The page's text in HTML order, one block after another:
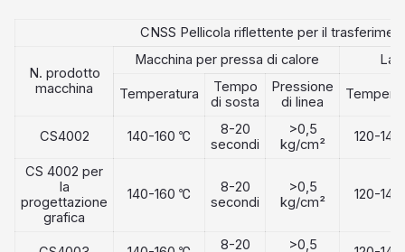
CNSS Pellicola riflettente per il
N. prodotto
macchina
Macchina per pressa di calore
Temperatura
Tempo
di sosta
Pressione
di linea
CS4002 140-160 ℃
8-20
secondi
>0,5
kg/cm²
120-
CS 4002 per
la
progettazione
grafica
140-160 ℃
8-20
secondi
>0,5
kg/cm²
120-
8-20 >0,5